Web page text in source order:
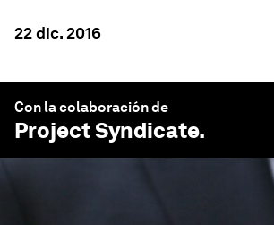
22 dic. 2016
Con la colaboración de
Project Syndicate.